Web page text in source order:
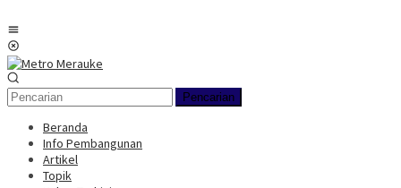
ke
konten
Pencarian
Beranda
Info Pembangunan
Artikel
Topik